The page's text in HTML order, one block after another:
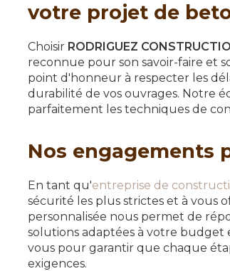
votre projet de
Choisir RODRIGUEZ
reconnue pour son savoir-faire et
point d'honneur à respecter les
durabilité de vos ouvrages. Notre
parfaitement les techniques de
Nos engagements
En tant qu'entreprise de
sécurité les plus strictes et à vous
personnalisée nous permet de
solutions adaptées à votre budget
vous pour garantir que chaque
exigences.